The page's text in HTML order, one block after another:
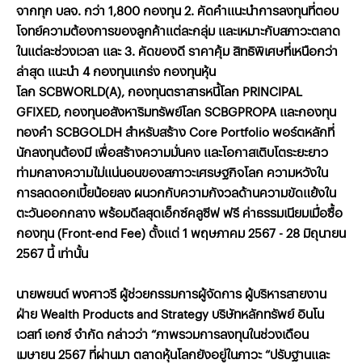
จากทุก บลจ. กว่า 1,800 กองทุน2. คัดคำแนะนำการลงทุนที่ตอบ
โจทย์ความต้องการของลูกค้าแต่ละกลุ่ม และเหมาะกับสภาวะตลาด
ในแต่ละช่วงเวลา และ3. คัดของดีราคาคุ้มสิทธิพิเศษที่เหนือกว่า
ล่าสุด แนะนำ 4กองทุนแกร่ง กองทุนหุ้น
โลกSCBWORLD(A), กองทุนตราสารหนี้โลก PRINCIPAL
GFIXED, กองทุนอสังหาริมทรัพย์โลกSCBGPROPA และกองทุน
ทองคำ SCBGOLDHสำหรับสร้างCore Portfolioพอร์ตหลักที่
นักลงทุนต้องมี เพื่อสร้างความมั่นคง และโอกาสเติบโตระยะยาว
ท่ามกลางความไม่แน่นอนของสภาวะเศรษฐกิจโลก ความหวังใน
การลดดอกเบี้ยน้อยลง ผนวกกับความกังวลด้านความขัดแย้งใน
ตะวันออกกลางพร้อมดีลสุดเอ็กซ์คลูซีฟฟรี ค่าธรรมเนียมเมื่อซื้อ
กองทุน(Front-end Fee)ตั้งแต่1 พฤษภาคม2567 - 28 มิถุนายน
2567นี้ เท่านั้น
นายพยนต์พงศาวรี ผู้ช่วยกรรมการผู้จัดการ ผู้บริหารสายงาน
ฝ่ายWealth Products and Strategyบริษัทหลักทรัพย์อินโน
เวสท์ เอกซ์จำกัด กล่าวว่า “ภาพรวมการลงทุนในช่วงเดือน
เมษายน2567ที่ผ่านมา ตลาดหุ้นโลกยังอยู่ในภาวะ“ปรับฐานและ